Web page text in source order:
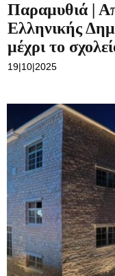
Παραμυθιά |
Ελληνικής
μέχρι το
19|10|2025